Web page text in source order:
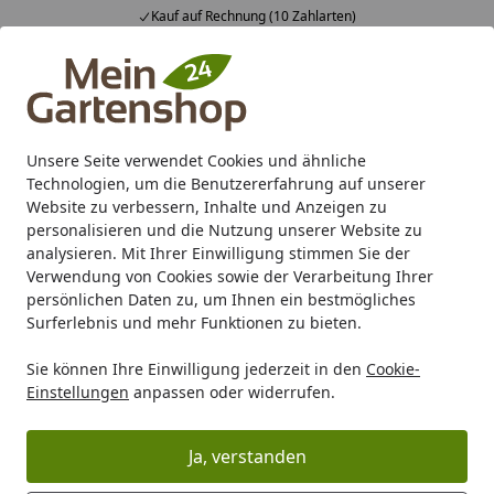
Unsere Seite verwendet Cookies und ähnliche
Technologien, um die Benutzererfahrung auf unserer
Website zu verbessern, Inhalte und Anzeigen zu
personalisieren und die Nutzung unserer Website zu
analysieren. Mit Ihrer Einwilligung stimmen Sie der
Verwendung von Cookies sowie der Verarbeitung Ihrer
persönlichen Daten zu, um Ihnen ein bestmögliches
Surferlebnis und mehr Funktionen zu bieten.
Sie können Ihre Einwilligung jederzeit in den Cookie-
Einstellungen anpassen oder widerrufen.
Ja, verstanden
Kauf auf Rechnung (10 Zahlarten)
Alle Produkte
Mein Konto
Suchen
Karibu Pools inkl. gratis Sandfilteranlage & Pool-
Starterset (Gesamtwert bis 468,99€)
Startseite
Freizeit Gartenmöbel Sonnenschirme & Zubehör
Stahl Anthrazit